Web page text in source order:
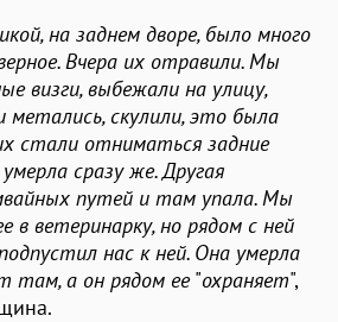
на заднем дворе, было много
Вчера их отравили. Мы
визги, выбежали на улицу,
метались, скулили, это была
стали отниматься задние
сразу же. Другая
путей и там упала. Мы
в ветеринарку, но рядом с ней
нас к ней. Она умерла
там, а он рядом ее"охраняет",